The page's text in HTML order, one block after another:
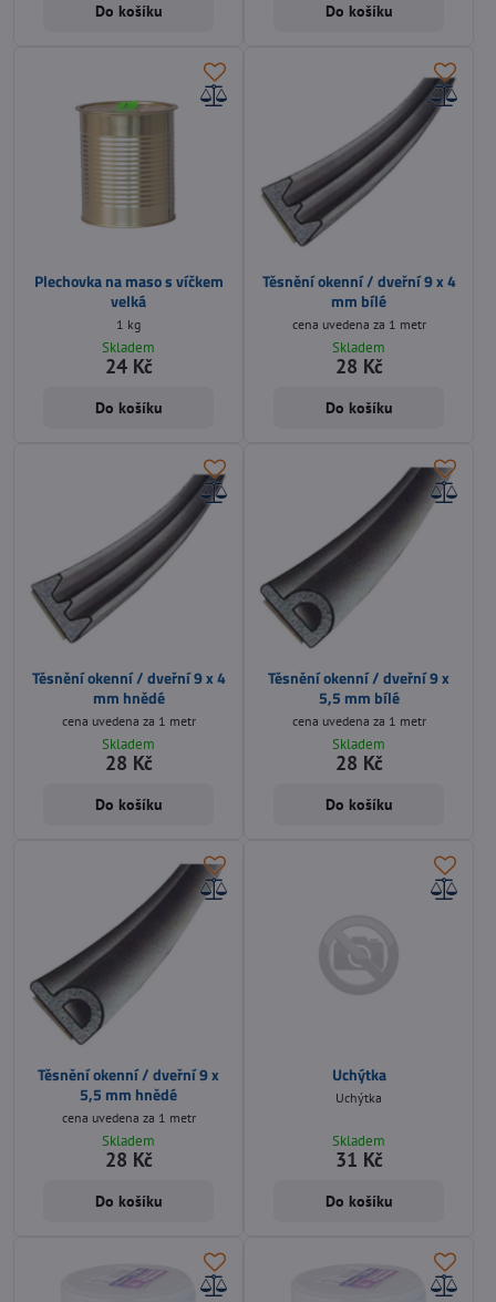
Do košíku Do košíku
Plechovka na maso s víčkem
velká
1 kg
Skladem
24 Kč
Do košíku
Těsnění okenní / dveřní 9 x 4
mm bílé
cena uvedena za 1 metr
Skladem
28 Kč
Do košíku
Těsnění okenní / dveřní 9 x 4
mm hnědé
cena uvedena za 1 metr
Skladem
28 Kč
Do košíku
Těsnění okenní / dveřní 9 x
5,5 mm bílé
cena uvedena za 1 metr
Skladem
28 Kč
Do košíku
Těsnění okenní / dveřní 9 x
5,5 mm hnědé
cena uvedena za 1 metr
Skladem
28 Kč
Do košíku
Uchýtka
Uchýtka
Skladem
31 Kč
Do košíku